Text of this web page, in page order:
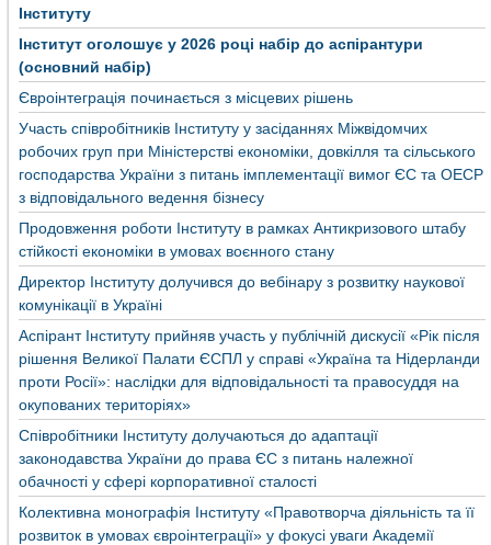
Інституту
Інститут оголошує у 2026 році набір до аспірантури
(основний набір)
Євроінтеграція починається з місцевих рішень
Участь співробітників Інституту у засіданнях Міжвідомчих
робочих груп при Міністерстві економіки, довкілля та сільського
господарства України з питань імплементації вимог ЄС та ОЕСР
з відповідального ведення бізнесу
Продовження роботи Інституту в рамках Антикризового штабу
стійкості економіки в умовах воєнного стану
Директор Інституту долучився до вебінару з розвитку наукової
комунікації в Україні
Аспірант Інституту прийняв участь у публічній дискусії «Рік після
рішення Великої Палати ЄСПЛ у справі «Україна та Нідерланди
проти Росії»: наслідки для відповідальності та правосуддя на
окупованих територіях»
Співробітники Інституту долучаються до адаптації
законодавства України до права ЄС з питань належної
обачності у сфері корпоративної сталості
Колективна монографія Інституту «Правотворча діяльність та її
розвиток в умовах євроінтеграції» у фокусі уваги Академії